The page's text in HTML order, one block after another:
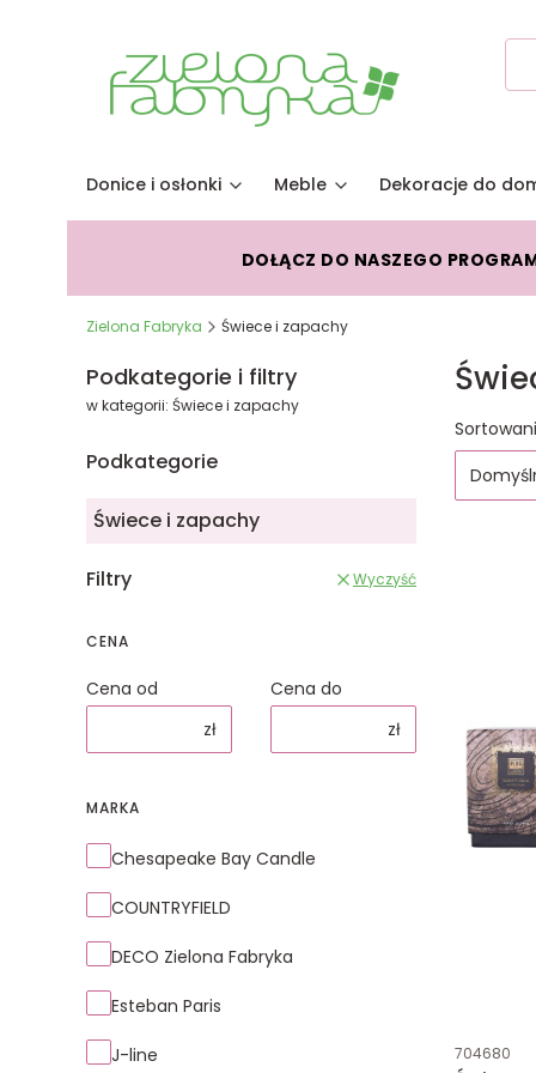
Donice i osłonki Meble Dekoracje do
DOŁĄCZ DO NASZEGO
Zielona Fabryka Świece i zapachy
Podkategorie i filtry
w kategorii: Świece i zapachy
Podkategorie
Świece i zapachy
Filtry Wyczyść
CENA
Cena od
zł
Cena do
zł
MARKA
Marka
Chesapeake Bay Candle
COUNTRYFIELD
DECO Zielona Fabryka
Esteban Paris
J-line
Lista
Kod
704680